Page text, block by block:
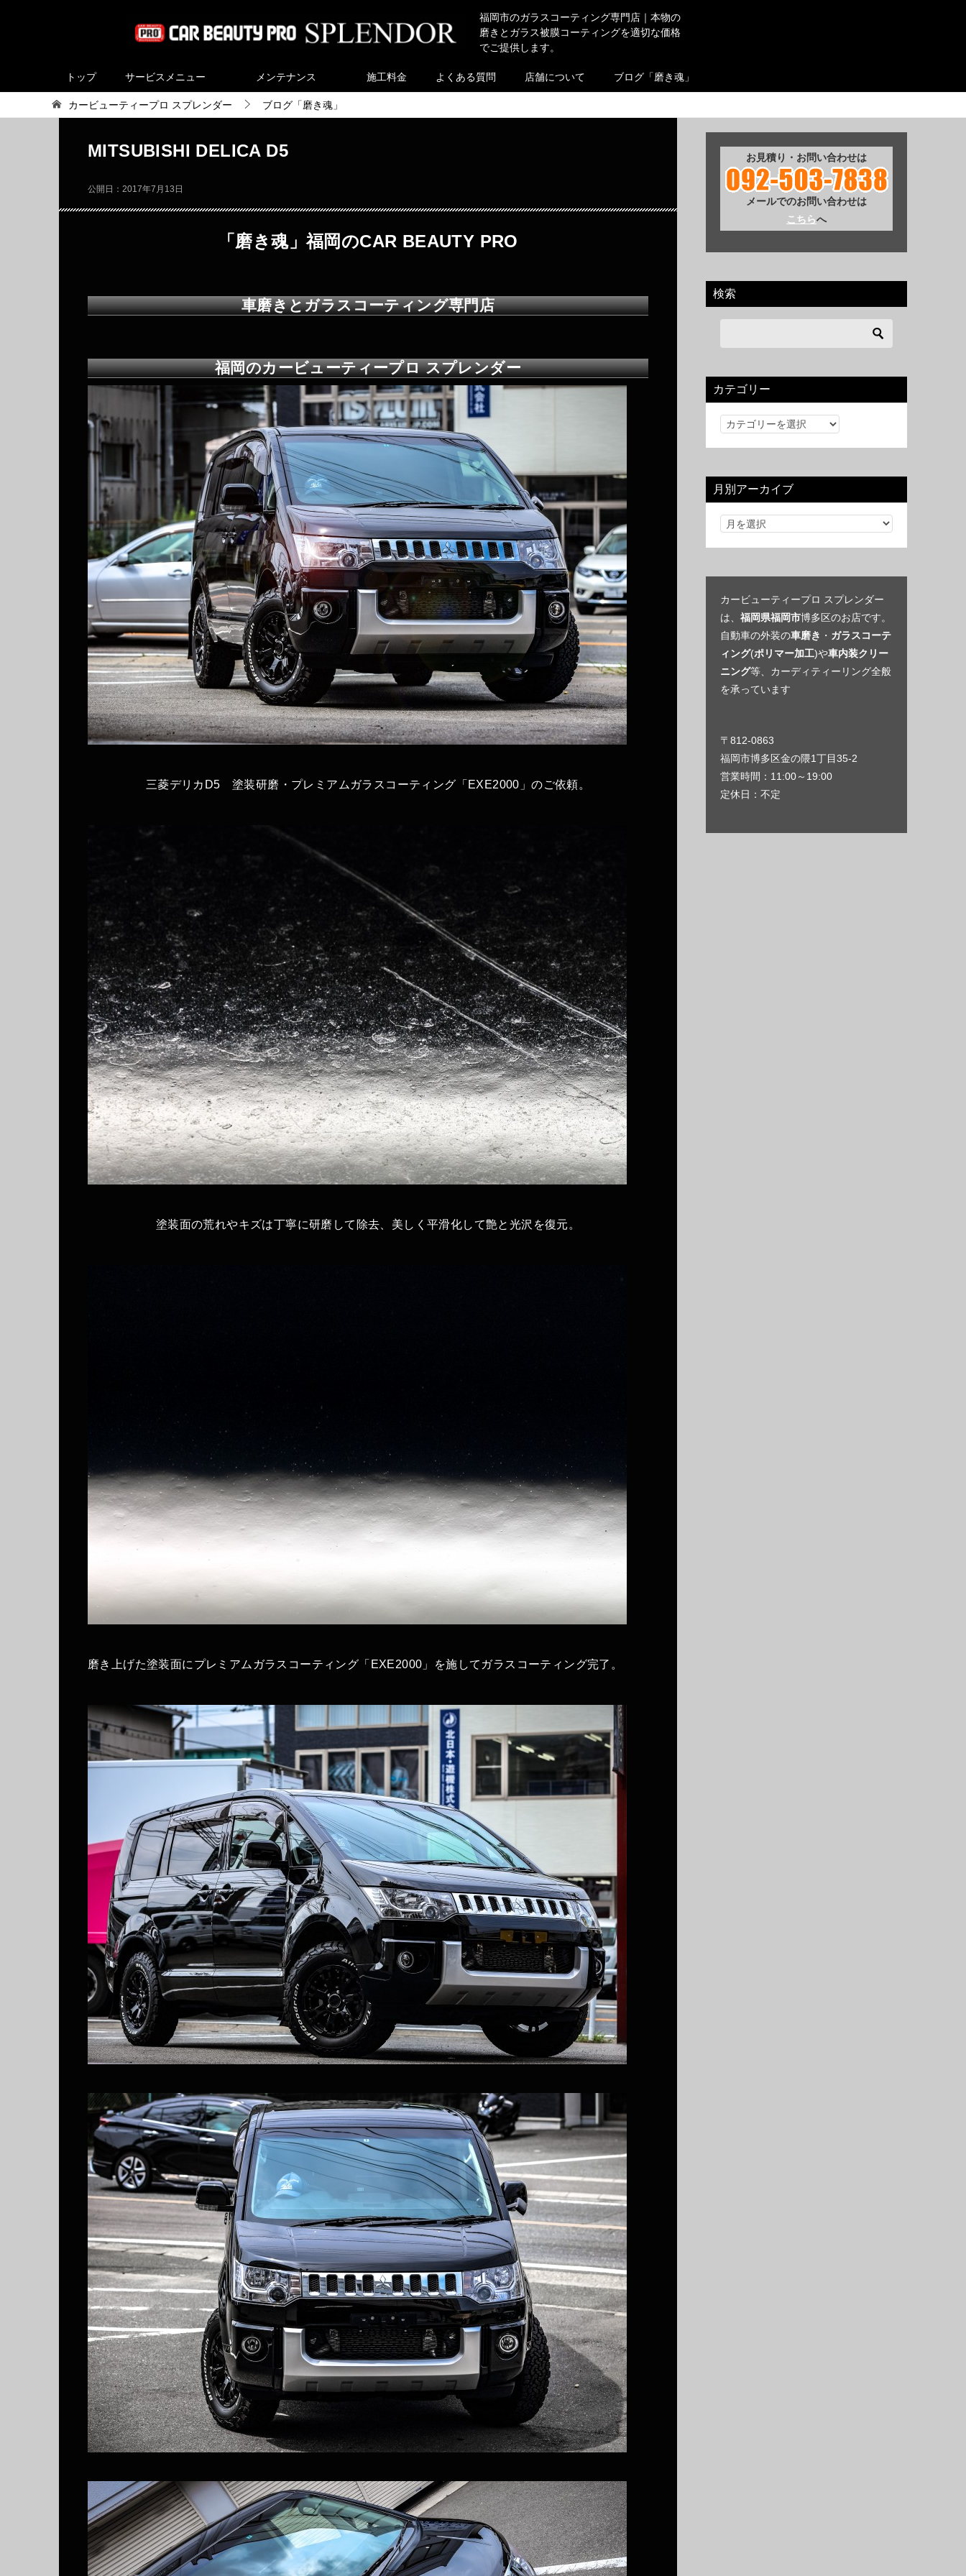
福岡市のガラスコーティング専門店｜本物の
磨きとガラス被膜コーティングを適切な価格
でご提供します。
トップ サービスメニュー メンテナンス 施工料金 よくある質問 店舗について ブログ「磨き魂」
カービューティープロ スプレンダー ブログ「磨き魂」
MITSUBISHI DELICA D5
公開日： 2017年7月13日
「磨き魂」福岡のCAR BEAUTY PRO
車磨きとガラスコーティング専門店
福岡のカービューティープロ スプレンダー
三菱デリカD5 塗装研磨・プレミアムガラスコーティング「EXE2000」のご依頼。
塗装面の荒れやキズは丁寧に研磨して除去、美しく平滑化して艶と光沢を復元。
磨き上げた塗装面にプレミアムガラスコーティング「EXE2000」を施してガラスコーティング完了。
お見積り・お問い合わせは
メールでのお問い合わせは
こちらへ
検索
カテゴリー
カ
リ
ー
月別アーカイブ
カービューティープロ スプレンダー
は、 福岡県福岡市博多区のお店です。
自動車の外装の車磨き ・ ガラスコーテ
ィング(ポリマー加工)や車内装クリー
ニング等、カーディティーリング全般
を承っています
〒812-0863
福岡市博多区金の隈1丁目35-2
営業時間：11:00～19:00
定休日：不定